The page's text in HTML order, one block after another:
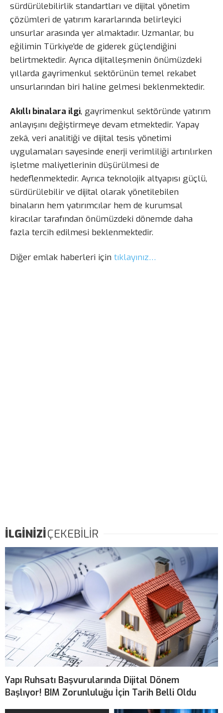
sürdürülebilirlik standartları ve dijital yönetim
çözümleri de yatırım kararlarında belirleyici
unsurlar arasında yer almaktadır. Uzmanlar, bu
eğilimin Türkiye’de de giderek güçlendiğini
belirtmektedir. Ayrıca dijitalleşmenin önümüzdeki
yıllarda gayrimenkul sektörünün temel rekabet
unsurlarından biri haline gelmesi beklenmektedir.
Akıllı binalara ilgi, gayrimenkul sektöründe yatırım
anlayışını değiştirmeye devam etmektedir. Yapay
zekâ, veri analitiği ve dijital tesis yönetimi
uygulamaları sayesinde enerji verimliliği artırılırken
işletme maliyetlerinin düşürülmesi de
hedeflenmektedir. Ayrıca teknolojik altyapısı güçlü,
sürdürülebilir ve dijital olarak yönetilebilen
binaların hem yatırımcılar hem de kurumsal
kiracılar tarafından önümüzdeki dönemde daha
fazla tercih edilmesi beklenmektedir.
Diğer emlak haberleri için tıklayınız…
İLGİNİZİÇEKEBİLİR
Yapı Ruhsatı Başvurularında Dijital Dönem
Başlıyor! BIM Zorunluluğu İçin Tarih Belli Oldu